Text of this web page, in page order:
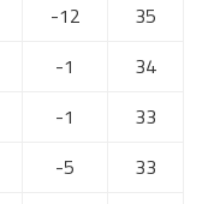
-12
35
-1
34
-1
33
-5
33